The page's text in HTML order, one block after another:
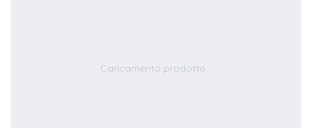
Caricamento prodotto...